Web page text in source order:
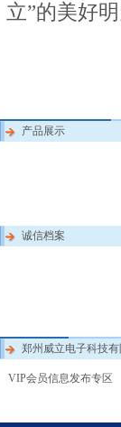
立”的美好
产品展示
诚信档案
郑州威立电子科技
VIP会员信息发布专区